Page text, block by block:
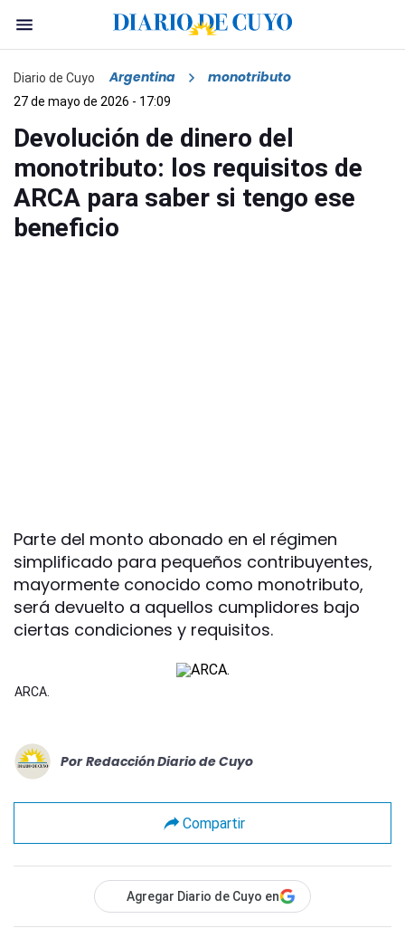
Diario de Cuyo Argentina monotributo
27 de mayo de 2026 - 17:09
Devolución de dinero del
monotributo: los requisitos de
ARCA para saber si tengo ese
beneficio
Parte del monto abonado en el régimen
simplificado para pequeños contribuyentes,
mayormente conocido como monotributo,
será devuelto a aquellos cumplidores bajo
ciertas condiciones y requisitos.
ARCA.
Por Redacción Diario de Cuyo
Compartir
Agregar Diario de Cuyo en